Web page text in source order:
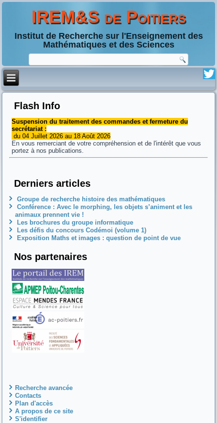
IREM&S de Poitiers
Institut de Recherche sur l'Enseignement des
Mathématiques et des Sciences
Flash Info
Suspension du traitement des commandes et fermeture du
secrétariat :
du 04 Juillet 2026 au 18 Août 2026
En vous remerciant de votre compréhension et de l'intérêt que vous
portez à nos publications.
Derniers articles
Groupe de recherche histoire des mathématiques
Conférence : Avec le morphing, les objets s’animent et les
animaux prennent vie !
Les brochures du groupe informatique
Les défis du concours Codémoi (volume 1)
Exposition Maths et images : question de point de vue
Nos partenaires
Recherche avancée
Contacts
Plan d'accès
A propos de ce site
S'identifier